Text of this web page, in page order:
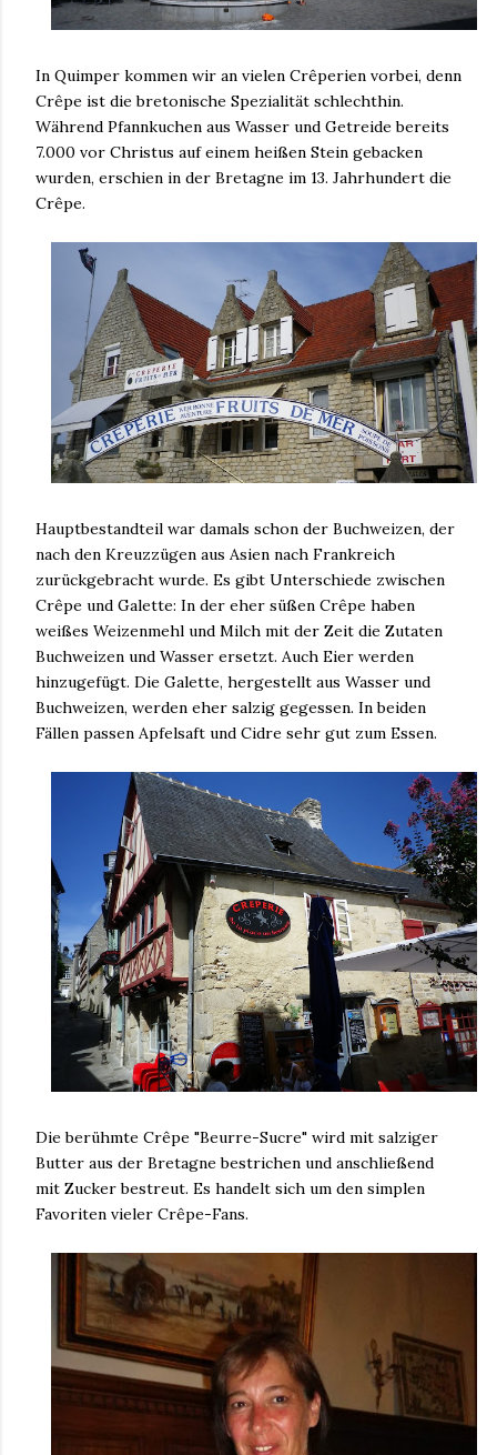
In Quimper kommen wir an vielen Crêperien vorbei, denn
Crêpe ist die bretonische Spezialität schlechthin.
Während Pfannkuchen aus Wasser und Getreide bereits
7.000 vor Christus auf einem heißen Stein gebacken
wurden, erschien in der Bretagne im 13. Jahrhundert die
Crêpe.
Hauptbestandteil war damals schon der Buchweizen, der
nach den Kreuzzügen aus Asien nach Frankreich
zurückgebracht wurde. Es gibt Unterschiede zwischen
Crêpe und Galette: In der eher süßen Crêpe haben
weißes Weizenmehl und Milch mit der Zeit die Zutaten
Buchweizen und Wasser ersetzt. Auch Eier werden
hinzugefügt. Die Galette, hergestellt aus Wasser und
Buchweizen, werden eher salzig gegessen. In beiden
Fällen passen Apfelsaft und Cidre sehr gut zum Essen.
Die berühmte Crêpe "Beurre-Sucre" wird mit salziger
Butter aus der Bretagne bestrichen und anschließend
mit Zucker bestreut. Es handelt sich um den simplen
Favoriten vieler Crêpe-Fans.